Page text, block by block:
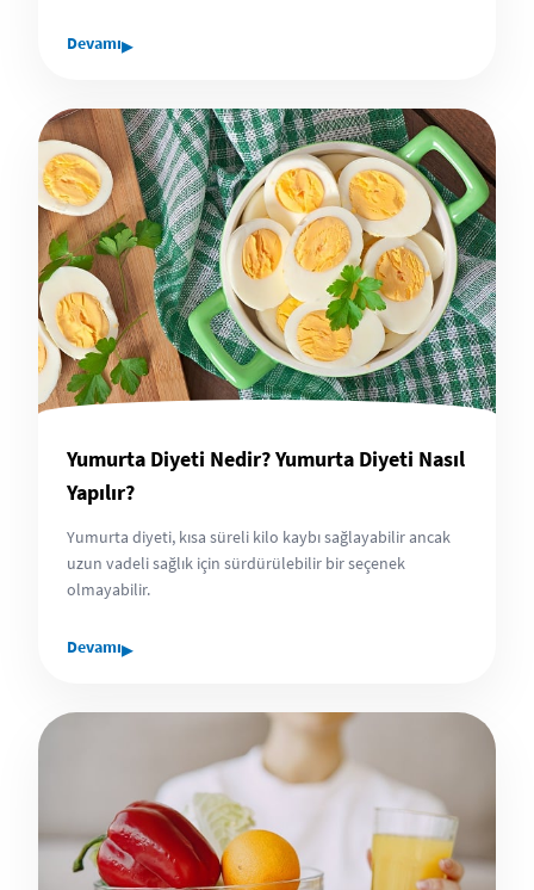
Devamı▸
Yumurta Diyeti Nedir? Yumurta Diyeti Nasıl
Yapılır?
Yumurta diyeti, kısa süreli kilo kaybı sağlayabilir ancak
uzun vadeli sağlık için sürdürülebilir bir seçenek
olmayabilir.
Devamı▸